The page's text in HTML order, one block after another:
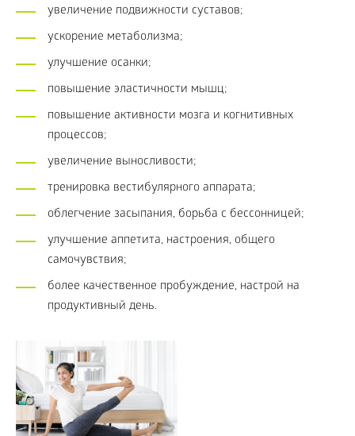
увеличение подвижности суставов;
ускорение метаболизма;
улучшение осанки;
повышение эластичности мышц;
повышение активности мозга и когнитивных
процессов;
увеличение выносливости;
тренировка вестибулярного аппарата;
облегчение засыпания, борьба с бессонницей;
улучшение аппетита, настроения, общего
самочувствия;
более качественное пробуждение, настрой на
продуктивный день.